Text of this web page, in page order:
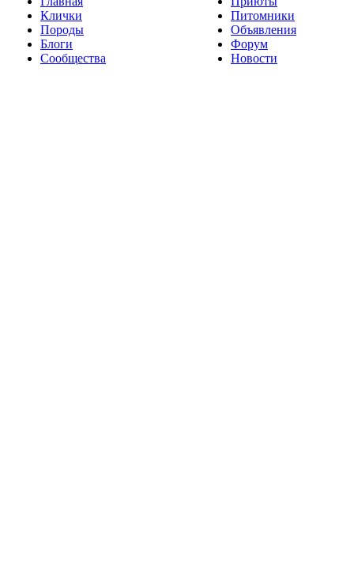
Клички
Породы
Блоги
Сообщества
Питомники
Объявления
Форум
Новости